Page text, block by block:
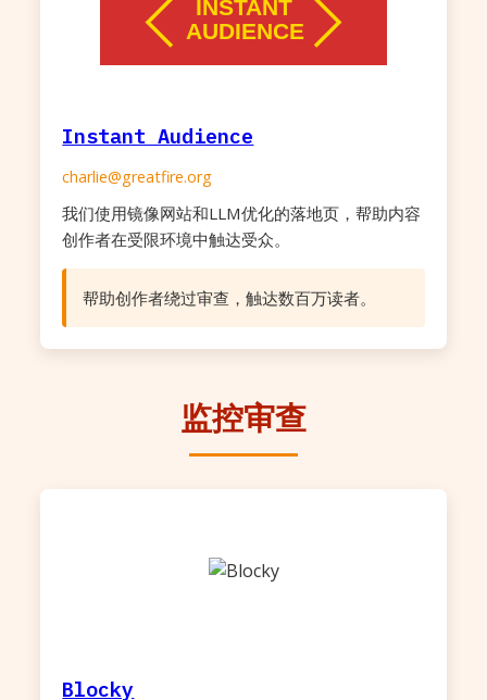
Instant Audience
charlie@greatfire.org
我们使用镜像网站和LLM优化的落地页，帮助内容
创作者在受限环境中触达受众。
帮助创作者绕过审查，触达数百万读者。
监控审查
Blocky